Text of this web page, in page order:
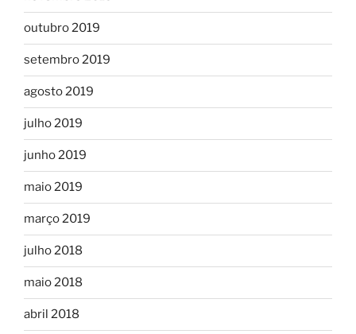
outubro 2019
setembro 2019
agosto 2019
julho 2019
junho 2019
maio 2019
março 2019
julho 2018
maio 2018
abril 2018